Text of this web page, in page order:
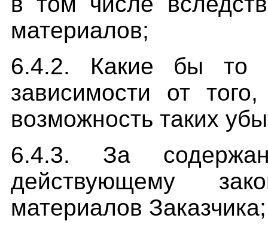
материалов;
6.4.2. Какие бы то
зависимости от
возможность таких
6.4.3. За
действующему
материалов Заказчика;